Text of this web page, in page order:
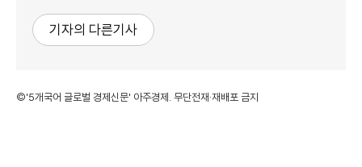
기자의 다른기사
©'5개국어 글로벌 경제신문' 아주경제. 무단전재·재배포 금지